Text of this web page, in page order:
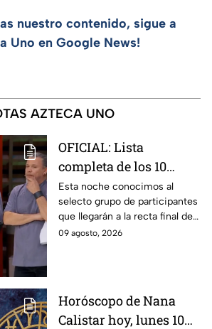
nuestro contenido, sigue a
Uno en Google News!
AZTECA UNO
OFICIAL: Lista
completa de los 10
mejores cocineros de
MasterChef 24/7 rumbo
a la Gran Final
Esta noche conocimos al
selecto grupo de participantes
que llegarán a la recta final de
MasterChef 24/7.
09 agosto, 2026
Horóscopo de Nana
Calistar hoy, lunes 10